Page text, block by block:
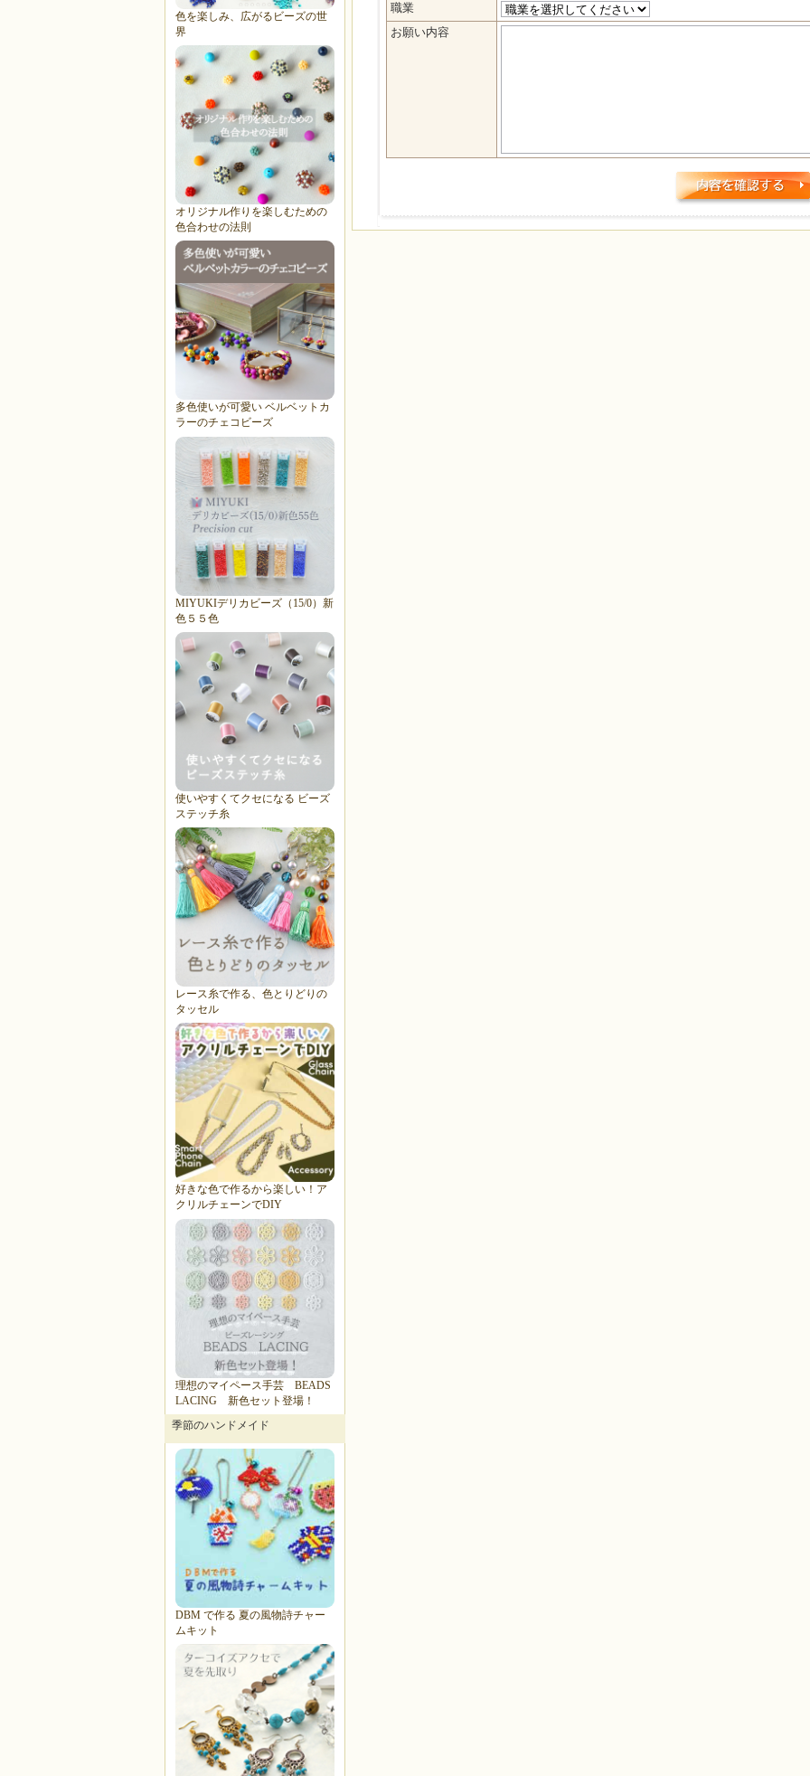
職業
お願い内容
色を楽しみ、広がるビーズの世
界
オリジナル作りを楽しむための
色合わせの法則
多色使いが可愛い ベルベットカ
ラーのチェコビーズ
MIYUKIデリカビーズ（15/0）新
色５５色
使いやすくてクセになる ビーズ
ステッチ糸
レース糸で作る、色とりどりの
タッセル
好きな色で作るから楽しい！ア
クリルチェーンでDIY
理想のマイペース手芸 BEADS
LACING 新色セット登場！
季節のハンドメイド
DBM で作る 夏の風物詩チャー
ムキット